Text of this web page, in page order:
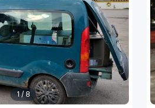
1 / 8